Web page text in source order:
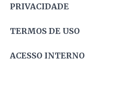
PRIVACIDADE
TERMOS DE USO
ACESSO INTERNO